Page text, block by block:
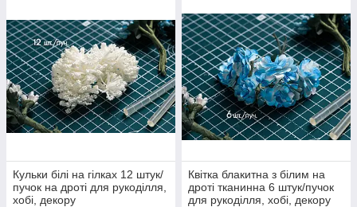
Кульки білі на гілках 12 штук/
пучок на дроті для рукоділля,
хобі, декору
Квітка блакитна з білим на
дроті тканинна 6 штук/пучок
для рукоділля, хобі, декору